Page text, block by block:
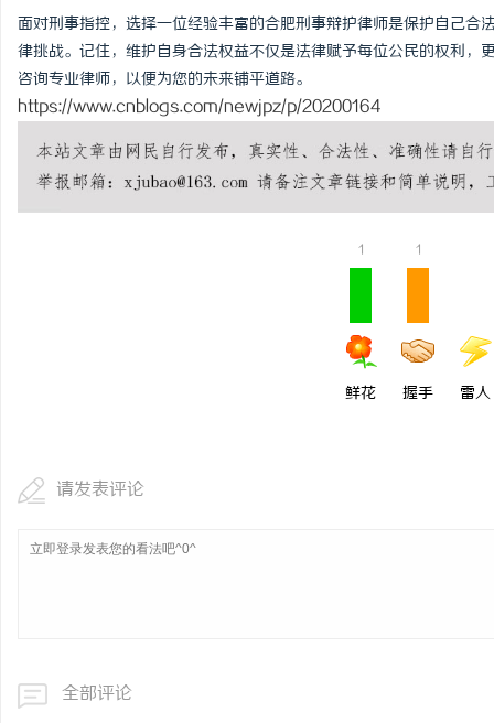
面对刑事指控，选择一位经验丰富的合肥刑事辩护律师是保护自己
律挑战。记住，维护自身合法权益不仅是法律赋予每位公民的权利
咨询专业律师，以便为您的未来铺平道路。
https://www.cnblogs.com/newjpz/p/20200164
1
鲜花
1
握手 雷人
请发表评论
全部评论